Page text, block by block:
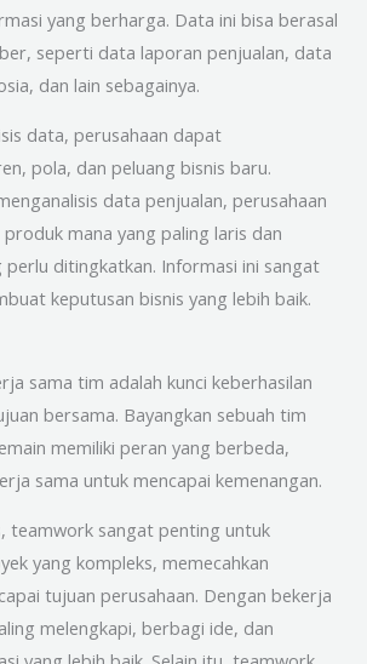
yang berharga. Data ini bisa berasal
seperti data laporan penjualan, data
dan lain sebagainya.
data, perusahaan dapat
pola, dan peluang bisnis baru.
data penjualan, perusahaan
mana yang paling laris dan
perlu ditingkatkan. Informasi ini sangat
keputusan bisnis yang lebih baik.
sama tim adalah kunci keberhasilan
bersama. Bayangkan sebuah tim
memiliki peran yang berbeda,
sama untuk mencapai kemenangan.
teamwork sangat penting untuk
yang kompleks, memecahkan
tujuan perusahaan. Dengan bekerja
melengkapi, berbagi ide, dan